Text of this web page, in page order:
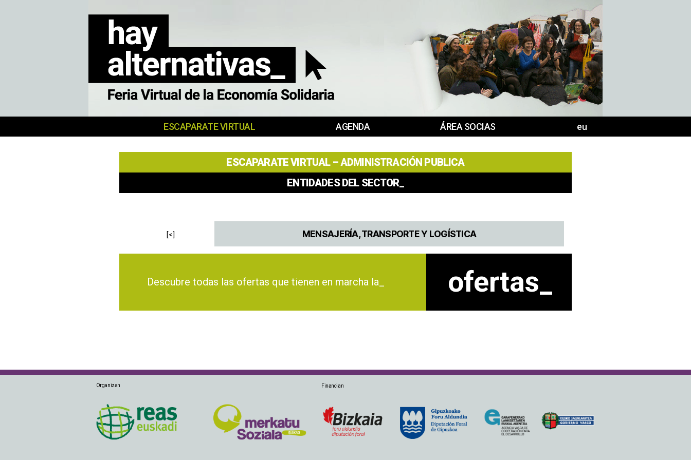
ESCAPARATE VIRTUAL AGENDA ÁREA SOCIAS eu
ESCAPARATE VIRTUAL – ADMINISTRACIÓN PUBLICA
ENTIDADES DEL SECTOR_
[<] MENSAJERÍA, TRANSPORTE Y LOGÍSTICA
Descubre todas las ofertas que tienen en marcha las ent_ ofertas_
Organizan Financian